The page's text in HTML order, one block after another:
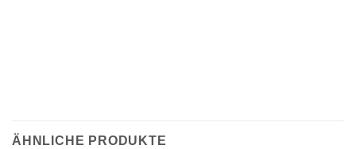
ÄHNLICHE PRODUKTE